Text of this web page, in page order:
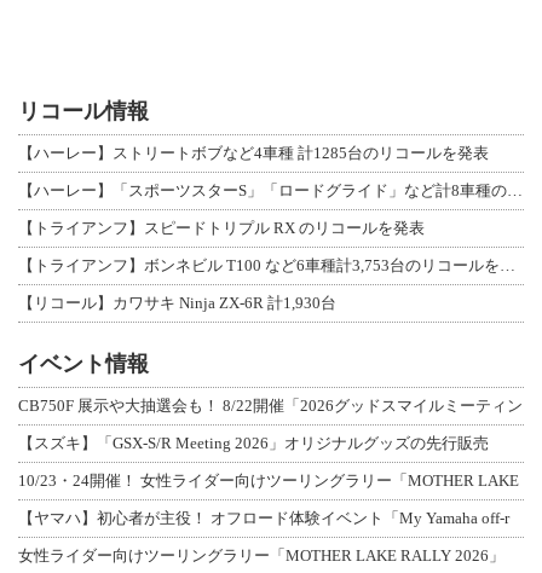
リコール情報
【ハーレー】ストリートボブなど4車種 計1285台のリコールを発表
【ハーレー】「スポーツスターS」「ロードグライド」など計8車種のリコールを発表
【トライアンフ】スピードトリプル RX のリコールを発表
【トライアンフ】ボンネビル T100 など6車種計3,753台のリコールを発表
【リコール】カワサキ Ninja ZX-6R 計1,930台
イベント情報
CB750F 展示や大抽選会も！ 8/22開催「2026グッドスマイルミーティン
【スズキ】「GSX-S/R Meeting 2026」オリジナルグッズの先行販売
10/23・24開催！ 女性ライダー向けツーリングラリー「MOTHER LAKE
【ヤマハ】初心者が主役！ オフロード体験イベント「My Yamaha off-r
女性ライダー向けツーリングラリー「MOTHER LAKE RALLY 2026」